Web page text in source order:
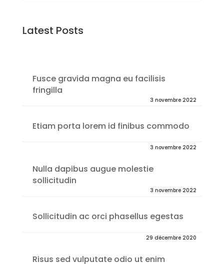
Latest Posts
Fusce gravida magna eu facilisis
fringilla
3 novembre 2022
Etiam porta lorem id finibus commodo
3 novembre 2022
Nulla dapibus augue molestie
sollicitudin
3 novembre 2022
Sollicitudin ac orci phasellus egestas
29 décembre 2020
Risus sed vulputate odio ut enim